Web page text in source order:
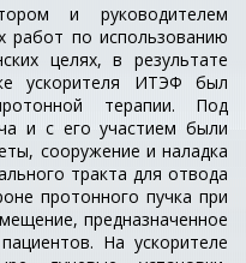
и руководителем
работ по использованию
целях, в результате
ускорителя ИТЭФ был
терапии. Под
и с его участием были
сооружение и наладка
тракта для отвода
протонного пучка при
предназначенное
На ускорителе